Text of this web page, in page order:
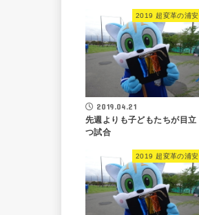
2019 超変革の浦安
2019.04.21
先週よりも子どもたちが目立
つ試合
2019 超変革の浦安